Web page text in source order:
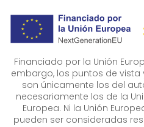
Financiado por la Unión
embargo, los puntos de
son únicamente los del
necesariamente los de la
Europea. Ni la Unión
pueden ser consideradas